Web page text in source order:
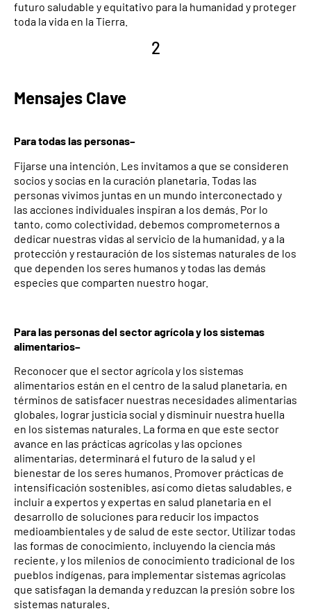
futuro saludable y equitativo para la humanidad y proteger
toda la vida en la Tierra.
2
Mensajes Clave
Para todas las personas–
Fijarse una intención. Les invitamos a que se consideren
socios y socias en la curación planetaria. Todas las
personas vivimos juntas en un mundo interconectado y
las acciones individuales inspiran a los demás. Por lo
tanto, como colectividad, debemos comprometernos a
dedicar nuestras vidas al servicio de la humanidad, y a la
protección y restauración de los sistemas naturales de los
que dependen los seres humanos y todas las demás
especies que comparten nuestro hogar.
Para las personas del sector agrícola y los sistemas
alimentarios–
Reconocer que el sector agrícola y los sistemas
alimentarios están en el centro de la salud planetaria, en
términos de satisfacer nuestras necesidades alimentarias
globales, lograr justicia social y disminuir nuestra huella
en los sistemas naturales. La forma en que este sector
avance en las prácticas agrícolas y las opciones
alimentarias, determinará el futuro de la salud y el
bienestar de los seres humanos. Promover prácticas de
intensificación sostenibles, así como dietas saludables, e
incluir a expertos y expertas en salud planetaria en el
desarrollo de soluciones para reducir los impactos
medioambientales y de salud de este sector. Utilizar todas
las formas de conocimiento, incluyendo la ciencia más
reciente, y los milenios de conocimiento tradicional de los
pueblos indígenas, para implementar sistemas agrícolas
que satisfagan la demanda y reduzcan la presión sobre los
sistemas naturales.